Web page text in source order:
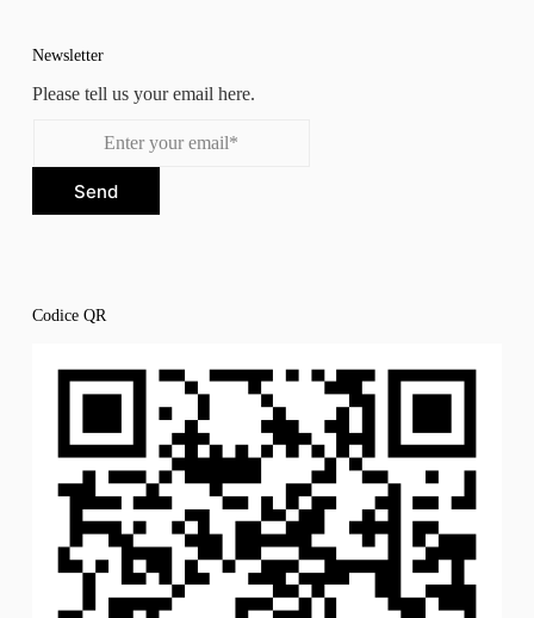
Newsletter
Please tell us your email here.
Send
Codice QR